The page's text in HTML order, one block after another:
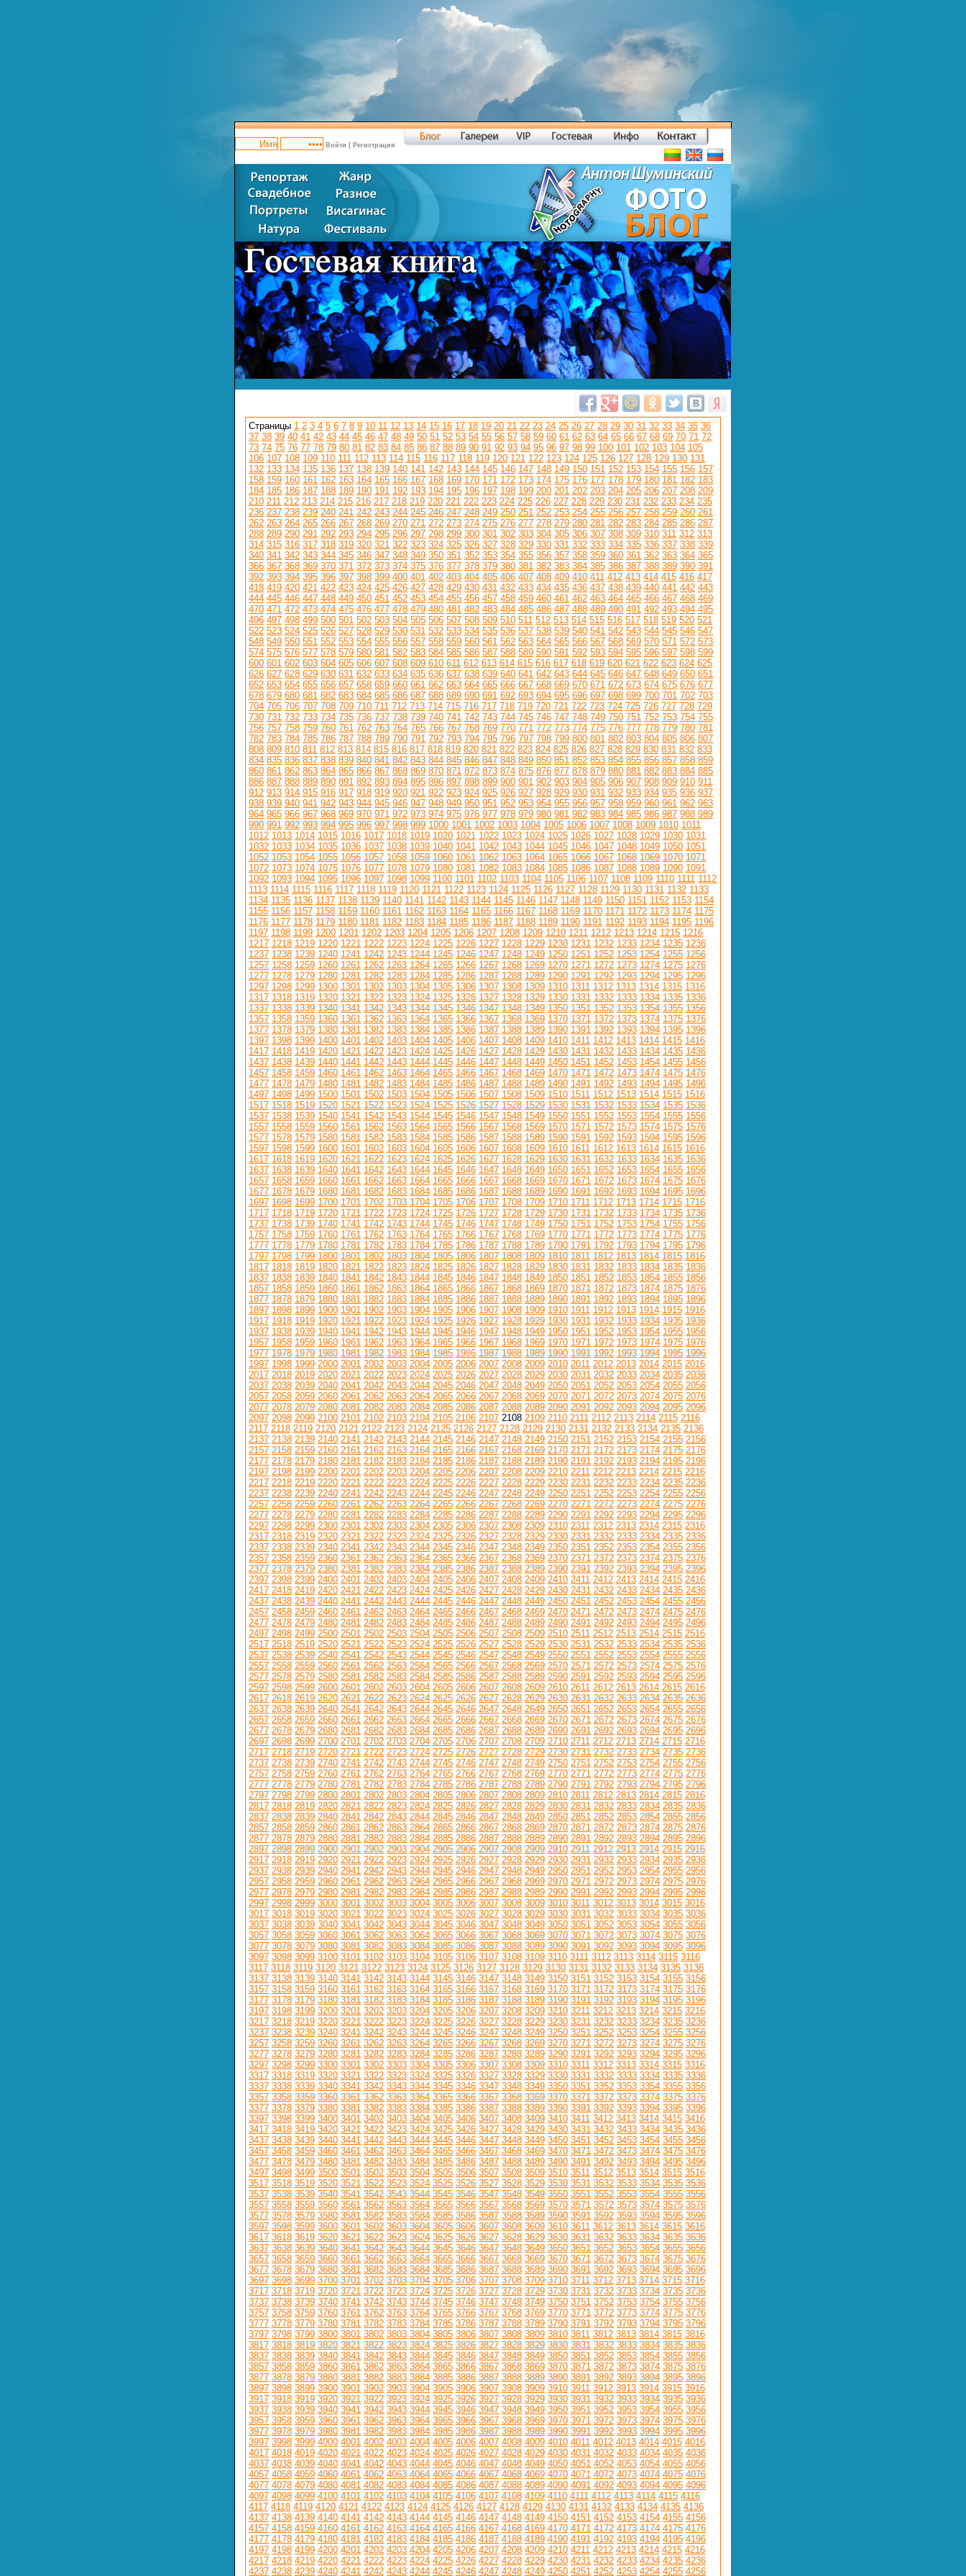
Войти Регистрация
Страницы 1 2 3 4 5 6 7 8 9 10 11 12 13 14 15 16 17 18 19 20 21 22 23 24 25 26 27 28 29 30 31 32 33 34 35 36
37 38 39 40 41 42 43 44 45 46 47 48 49 50 51 52 53 54 55 56 57 58 59 60 61 62 63 64 65 66 67 68 69 70 71 72
73 74 75 76 77 78 79 80 81 82 83 84 85 86 87 88 89 90 91 92 93 94 95 96 97 98 99 100 101 102 103 104 105
106 107 108 109 110 111 112 113 114 115 116 117 118 119 120 121 122 123 124 125 126 127 128 129 130 131
132 133 134 135 136 137 138 139 140 141 142 143 144 145 146 147 148 149 150 151 152 153 154 155 156 157
158 159 160 161 162 163 164 165 166 167 168 169 170 171 172 173 174 175 176 177 178 179 180 181 182 183
184 185 186 187 188 189 190 191 192 193 194 195 196 197 198 199 200 201 202 203 204 205 206 207 208 209
210 211 212 213 214 215 216 217 218 219 220 221 222 223 224 225 226 227 228 229 230 231 232 233 234 235
236 237 238 239 240 241 242 243 244 245 246 247 248 249 250 251 252 253 254 255 256 257 258 259 260 261
262 263 264 265 266 267 268 269 270 271 272 273 274 275 276 277 278 279 280 281 282 283 284 285 286 287
288 289 290 291 292 293 294 295 296 297 298 299 300 301 302 303 304 305 306 307 308 309 310 311 312 313
314 315 316 317 318 319 320 321 322 323 324 325 326 327 328 329 330 331 332 333 334 335 336 337 338 339
340 341 342 343 344 345 346 347 348 349 350 351 352 353 354 355 356 357 358 359 360 361 362 363 364 365
366 367 368 369 370 371 372 373 374 375 376 377 378 379 380 381 382 383 384 385 386 387 388 389 390 391
392 393 394 395 396 397 398 399 400 401 402 403 404 405 406 407 408 409 410 411 412 413 414 415 416 417
418 419 420 421 422 423 424 425 426 427 428 429 430 431 432 433 434 435 436 437 438 439 440 441 442 443
444 445 446 447 448 449 450 451 452 453 454 455 456 457 458 459 460 461 462 463 464 465 466 467 468 469
470 471 472 473 474 475 476 477 478 479 480 481 482 483 484 485 486 487 488 489 490 491 492 493 494 495
496 497 498 499 500 501 502 503 504 505 506 507 508 509 510 511 512 513 514 515 516 517 518 519 520 521
522 523 524 525 526 527 528 529 530 531 532 533 534 535 536 537 538 539 540 541 542 543 544 545 546 547
548 549 550 551 552 553 554 555 556 557 558 559 560 561 562 563 564 565 566 567 568 569 570 571 572 573
574 575 576 577 578 579 580 581 582 583 584 585 586 587 588 589 590 591 592 593 594 595 596 597 598 599
600 601 602 603 604 605 606 607 608 609 610 611 612 613 614 615 616 617 618 619 620 621 622 623 624 625
626 627 628 629 630 631 632 633 634 635 636 637 638 639 640 641 642 643 644 645 646 647 648 649 650 651
652 653 654 655 656 657 658 659 660 661 662 663 664 665 666 667 668 669 670 671 672 673 674 675 676 677
678 679 680 681 682 683 684 685 686 687 688 689 690 691 692 693 694 695 696 697 698 699 700 701 702 703
704 705 706 707 708 709 710 711 712 713 714 715 716 717 718 719 720 721 722 723 724 725 726 727 728 729
730 731 732 733 734 735 736 737 738 739 740 741 742 743 744 745 746 747 748 749 750 751 752 753 754 755
756 757 758 759 760 761 762 763 764 765 766 767 768 769 770 771 772 773 774 775 776 777 778 779 780 781
782 783 784 785 786 787 788 789 790 791 792 793 794 795 796 797 798 799 800 801 802 803 804 805 806 807
808 809 810 811 812 813 814 815 816 817 818 819 820 821 822 823 824 825 826 827 828 829 830 831 832 833
834 835 836 837 838 839 840 841 842 843 844 845 846 847 848 849 850 851 852 853 854 855 856 857 858 859
860 861 862 863 864 865 866 867 868 869 870 871 872 873 874 875 876 877 878 879 880 881 882 883 884 885
886 887 888 889 890 891 892 893 894 895 896 897 898 899 900 901 902 903 904 905 906 907 908 909 910 911
912 913 914 915 916 917 918 919 920 921 922 923 924 925 926 927 928 929 930 931 932 933 934 935 936 937
938 939 940 941 942 943 944 945 946 947 948 949 950 951 952 953 954 955 956 957 958 959 960 961 962 963
964 965 966 967 968 969 970 971 972 973 974 975 976 977 978 979 980 981 982 983 984 985 986 987 988 989
990 991 992 993 994 995 996 997 998 999 1000 1001 1002 1003 1004 1005 1006 1007 1008 1009 1010 1011
1012 1013 1014 1015 1016 1017 1018 1019 1020 1021 1022 1023 1024 1025 1026 1027 1028 1029 1030 1031
1032 1033 1034 1035 1036 1037 1038 1039 1040 1041 1042 1043 1044 1045 1046 1047 1048 1049 1050 1051
1052 1053 1054 1055 1056 1057 1058 1059 1060 1061 1062 1063 1064 1065 1066 1067 1068 1069 1070 1071
1072 1073 1074 1075 1076 1077 1078 1079 1080 1081 1082 1083 1084 1085 1086 1087 1088 1089 1090 1091
1092 1093 1094 1095 1096 1097 1098 1099 1100 1101 1102 1103 1104 1105 1106 1107 1108 1109 1110 1111 1112
1113 1114 1115 1116 1117 1118 1119 1120 1121 1122 1123 1124 1125 1126 1127 1128 1129 1130 1131 1132 1133
1134 1135 1136 1137 1138 1139 1140 1141 1142 1143 1144 1145 1146 1147 1148 1149 1150 1151 1152 1153 1154
1155 1156 1157 1158 1159 1160 1161 1162 1163 1164 1165 1166 1167 1168 1169 1170 1171 1172 1173 1174 1175
1176 1177 1178 1179 1180 1181 1182 1183 1184 1185 1186 1187 1188 1189 1190 1191 1192 1193 1194 1195 1196
1197 1198 1199 1200 1201 1202 1203 1204 1205 1206 1207 1208 1209 1210 1211 1212 1213 1214 1215 1216
1217 1218 1219 1220 1221 1222 1223 1224 1225 1226 1227 1228 1229 1230 1231 1232 1233 1234 1235 1236
1237 1238 1239 1240 1241 1242 1243 1244 1245 1246 1247 1248 1249 1250 1251 1252 1253 1254 1255 1256
1257 1258 1259 1260 1261 1262 1263 1264 1265 1266 1267 1268 1269 1270 1271 1272 1273 1274 1275 1276
1277 1278 1279 1280 1281 1282 1283 1284 1285 1286 1287 1288 1289 1290 1291 1292 1293 1294 1295 1296
1297 1298 1299 1300 1301 1302 1303 1304 1305 1306 1307 1308 1309 1310 1311 1312 1313 1314 1315 1316
1317 1318 1319 1320 1321 1322 1323 1324 1325 1326 1327 1328 1329 1330 1331 1332 1333 1334 1335 1336
1337 1338 1339 1340 1341 1342 1343 1344 1345 1346 1347 1348 1349 1350 1351 1352 1353 1354 1355 1356
1357 1358 1359 1360 1361 1362 1363 1364 1365 1366 1367 1368 1369 1370 1371 1372 1373 1374 1375 1376
1377 1378 1379 1380 1381 1382 1383 1384 1385 1386 1387 1388 1389 1390 1391 1392 1393 1394 1395 1396
1397 1398 1399 1400 1401 1402 1403 1404 1405 1406 1407 1408 1409 1410 1411 1412 1413 1414 1415 1416
1417 1418 1419 1420 1421 1422 1423 1424 1425 1426 1427 1428 1429 1430 1431 1432 1433 1434 1435 1436
1437 1438 1439 1440 1441 1442 1443 1444 1445 1446 1447 1448 1449 1450 1451 1452 1453 1454 1455 1456
1457 1458 1459 1460 1461 1462 1463 1464 1465 1466 1467 1468 1469 1470 1471 1472 1473 1474 1475 1476
1477 1478 1479 1480 1481 1482 1483 1484 1485 1486 1487 1488 1489 1490 1491 1492 1493 1494 1495 1496
1497 1498 1499 1500 1501 1502 1503 1504 1505 1506 1507 1508 1509 1510 1511 1512 1513 1514 1515 1516
1517 1518 1519 1520 1521 1522 1523 1524 1525 1526 1527 1528 1529 1530 1531 1532 1533 1534 1535 1536
1537 1538 1539 1540 1541 1542 1543 1544 1545 1546 1547 1548 1549 1550 1551 1552 1553 1554 1555 1556
1557 1558 1559 1560 1561 1562 1563 1564 1565 1566 1567 1568 1569 1570 1571 1572 1573 1574 1575 1576
1577 1578 1579 1580 1581 1582 1583 1584 1585 1586 1587 1588 1589 1590 1591 1592 1593 1594 1595 1596
1597 1598 1599 1600 1601 1602 1603 1604 1605 1606 1607 1608 1609 1610 1611 1612 1613 1614 1615 1616
1617 1618 1619 1620 1621 1622 1623 1624 1625 1626 1627 1628 1629 1630 1631 1632 1633 1634 1635 1636
1637 1638 1639 1640 1641 1642 1643 1644 1645 1646 1647 1648 1649 1650 1651 1652 1653 1654 1655 1656
1657 1658 1659 1660 1661 1662 1663 1664 1665 1666 1667 1668 1669 1670 1671 1672 1673 1674 1675 1676
1677 1678 1679 1680 1681 1682 1683 1684 1685 1686 1687 1688 1689 1690 1691 1692 1693 1694 1695 1696
1697 1698 1699 1700 1701 1702 1703 1704 1705 1706 1707 1708 1709 1710 1711 1712 1713 1714 1715 1716
1717 1718 1719 1720 1721 1722 1723 1724 1725 1726 1727 1728 1729 1730 1731 1732 1733 1734 1735 1736
1737 1738 1739 1740 1741 1742 1743 1744 1745 1746 1747 1748 1749 1750 1751 1752 1753 1754 1755 1756
1757 1758 1759 1760 1761 1762 1763 1764 1765 1766 1767 1768 1769 1770 1771 1772 1773 1774 1775 1776
1777 1778 1779 1780 1781 1782 1783 1784 1785 1786 1787 1788 1789 1790 1791 1792 1793 1794 1795 1796
1797 1798 1799 1800 1801 1802 1803 1804 1805 1806 1807 1808 1809 1810 1811 1812 1813 1814 1815 1816
1817 1818 1819 1820 1821 1822 1823 1824 1825 1826 1827 1828 1829 1830 1831 1832 1833 1834 1835 1836
1837 1838 1839 1840 1841 1842 1843 1844 1845 1846 1847 1848 1849 1850 1851 1852 1853 1854 1855 1856
1857 1858 1859 1860 1861 1862 1863 1864 1865 1866 1867 1868 1869 1870 1871 1872 1873 1874 1875 1876
1877 1878 1879 1880 1881 1882 1883 1884 1885 1886 1887 1888 1889 1890 1891 1892 1893 1894 1895 1896
1897 1898 1899 1900 1901 1902 1903 1904 1905 1906 1907 1908 1909 1910 1911 1912 1913 1914 1915 1916
1917 1918 1919 1920 1921 1922 1923 1924 1925 1926 1927 1928 1929 1930 1931 1932 1933 1934 1935 1936
1937 1938 1939 1940 1941 1942 1943 1944 1945 1946 1947 1948 1949 1950 1951 1952 1953 1954 1955 1956
1957 1958 1959 1960 1961 1962 1963 1964 1965 1966 1967 1968 1969 1970 1971 1972 1973 1974 1975 1976
1977 1978 1979 1980 1981 1982 1983 1984 1985 1986 1987 1988 1989 1990 1991 1992 1993 1994 1995 1996
1997 1998 1999 2000 2001 2002 2003 2004 2005 2006 2007 2008 2009 2010 2011 2012 2013 2014 2015 2016
2017 2018 2019 2020 2021 2022 2023 2024 2025 2026 2027 2028 2029 2030 2031 2032 2033 2034 2035 2036
2037 2038 2039 2040 2041 2042 2043 2044 2045 2046 2047 2048 2049 2050 2051 2052 2053 2054 2055 2056
2057 2058 2059 2060 2061 2062 2063 2064 2065 2066 2067 2068 2069 2070 2071 2072 2073 2074 2075 2076
2077 2078 2079 2080 2081 2082 2083 2084 2085 2086 2087 2088 2089 2090 2091 2092 2093 2094 2095 2096
2097 2098 2099 2100 2101 2102 2103 2104 2105 2106 2107 2108 2109 2110 2111 2112 2113 2114 2115 2116
2117 2118 2119 2120 2121 2122 2123 2124 2125 2126 2127 2128 2129 2130 2131 2132 2133 2134 2135 2136
2137 2138 2139 2140 2141 2142 2143 2144 2145 2146 2147 2148 2149 2150 2151 2152 2153 2154 2155 2156
2157 2158 2159 2160 2161 2162 2163 2164 2165 2166 2167 2168 2169 2170 2171 2172 2173 2174 2175 2176
2177 2178 2179 2180 2181 2182 2183 2184 2185 2186 2187 2188 2189 2190 2191 2192 2193 2194 2195 2196
2197 2198 2199 2200 2201 2202 2203 2204 2205 2206 2207 2208 2209 2210 2211 2212 2213 2214 2215 2216
2217 2218 2219 2220 2221 2222 2223 2224 2225 2226 2227 2228 2229 2230 2231 2232 2233 2234 2235 2236
2237 2238 2239 2240 2241 2242 2243 2244 2245 2246 2247 2248 2249 2250 2251 2252 2253 2254 2255 2256
2257 2258 2259 2260 2261 2262 2263 2264 2265 2266 2267 2268 2269 2270 2271 2272 2273 2274 2275 2276
2277 2278 2279 2280 2281 2282 2283 2284 2285 2286 2287 2288 2289 2290 2291 2292 2293 2294 2295 2296
2297 2298 2299 2300 2301 2302 2303 2304 2305 2306 2307 2308 2309 2310 2311 2312 2313 2314 2315 2316
2317 2318 2319 2320 2321 2322 2323 2324 2325 2326 2327 2328 2329 2330 2331 2332 2333 2334 2335 2336
2337 2338 2339 2340 2341 2342 2343 2344 2345 2346 2347 2348 2349 2350 2351 2352 2353 2354 2355 2356
2357 2358 2359 2360 2361 2362 2363 2364 2365 2366 2367 2368 2369 2370 2371 2372 2373 2374 2375 2376
2377 2378 2379 2380 2381 2382 2383 2384 2385 2386 2387 2388 2389 2390 2391 2392 2393 2394 2395 2396
2397 2398 2399 2400 2401 2402 2403 2404 2405 2406 2407 2408 2409 2410 2411 2412 2413 2414 2415 2416
2417 2418 2419 2420 2421 2422 2423 2424 2425 2426 2427 2428 2429 2430 2431 2432 2433 2434 2435 2436
2437 2438 2439 2440 2441 2442 2443 2444 2445 2446 2447 2448 2449 2450 2451 2452 2453 2454 2455 2456
2457 2458 2459 2460 2461 2462 2463 2464 2465 2466 2467 2468 2469 2470 2471 2472 2473 2474 2475 2476
2477 2478 2479 2480 2481 2482 2483 2484 2485 2486 2487 2488 2489 2490 2491 2492 2493 2494 2495 2496
2497 2498 2499 2500 2501 2502 2503 2504 2505 2506 2507 2508 2509 2510 2511 2512 2513 2514 2515 2516
2517 2518 2519 2520 2521 2522 2523 2524 2525 2526 2527 2528 2529 2530 2531 2532 2533 2534 2535 2536
2537 2538 2539 2540 2541 2542 2543 2544 2545 2546 2547 2548 2549 2550 2551 2552 2553 2554 2555 2556
2557 2558 2559 2560 2561 2562 2563 2564 2565 2566 2567 2568 2569 2570 2571 2572 2573 2574 2575 2576
2577 2578 2579 2580 2581 2582 2583 2584 2585 2586 2587 2588 2589 2590 2591 2592 2593 2594 2595 2596
2597 2598 2599 2600 2601 2602 2603 2604 2605 2606 2607 2608 2609 2610 2611 2612 2613 2614 2615 2616
2617 2618 2619 2620 2621 2622 2623 2624 2625 2626 2627 2628 2629 2630 2631 2632 2633 2634 2635 2636
2637 2638 2639 2640 2641 2642 2643 2644 2645 2646 2647 2648 2649 2650 2651 2652 2653 2654 2655 2656
2657 2658 2659 2660 2661 2662 2663 2664 2665 2666 2667 2668 2669 2670 2671 2672 2673 2674 2675 2676
2677 2678 2679 2680 2681 2682 2683 2684 2685 2686 2687 2688 2689 2690 2691 2692 2693 2694 2695 2696
2697 2698 2699 2700 2701 2702 2703 2704 2705 2706 2707 2708 2709 2710 2711 2712 2713 2714 2715 2716
2717 2718 2719 2720 2721 2722 2723 2724 2725 2726 2727 2728 2729 2730 2731 2732 2733 2734 2735 2736
2737 2738 2739 2740 2741 2742 2743 2744 2745 2746 2747 2748 2749 2750 2751 2752 2753 2754 2755 2756
2757 2758 2759 2760 2761 2762 2763 2764 2765 2766 2767 2768 2769 2770 2771 2772 2773 2774 2775 2776
2777 2778 2779 2780 2781 2782 2783 2784 2785 2786 2787 2788 2789 2790 2791 2792 2793 2794 2795 2796
2797 2798 2799 2800 2801 2802 2803 2804 2805 2806 2807 2808 2809 2810 2811 2812 2813 2814 2815 2816
2817 2818 2819 2820 2821 2822 2823 2824 2825 2826 2827 2828 2829 2830 2831 2832 2833 2834 2835 2836
2837 2838 2839 2840 2841 2842 2843 2844 2845 2846 2847 2848 2849 2850 2851 2852 2853 2854 2855 2856
2857 2858 2859 2860 2861 2862 2863 2864 2865 2866 2867 2868 2869 2870 2871 2872 2873 2874 2875 2876
2877 2878 2879 2880 2881 2882 2883 2884 2885 2886 2887 2888 2889 2890 2891 2892 2893 2894 2895 2896
2897 2898 2899 2900 2901 2902 2903 2904 2905 2906 2907 2908 2909 2910 2911 2912 2913 2914 2915 2916
2917 2918 2919 2920 2921 2922 2923 2924 2925 2926 2927 2928 2929 2930 2931 2932 2933 2934 2935 2936
2937 2938 2939 2940 2941 2942 2943 2944 2945 2946 2947 2948 2949 2950 2951 2952 2953 2954 2955 2956
2957 2958 2959 2960 2961 2962 2963 2964 2965 2966 2967 2968 2969 2970 2971 2972 2973 2974 2975 2976
2977 2978 2979 2980 2981 2982 2983 2984 2985 2986 2987 2988 2989 2990 2991 2992 2993 2994 2995 2996
2997 2998 2999 3000 3001 3002 3003 3004 3005 3006 3007 3008 3009 3010 3011 3012 3013 3014 3015 3016
3017 3018 3019 3020 3021 3022 3023 3024 3025 3026 3027 3028 3029 3030 3031 3032 3033 3034 3035 3036
3037 3038 3039 3040 3041 3042 3043 3044 3045 3046 3047 3048 3049 3050 3051 3052 3053 3054 3055 3056
3057 3058 3059 3060 3061 3062 3063 3064 3065 3066 3067 3068 3069 3070 3071 3072 3073 3074 3075 3076
3077 3078 3079 3080 3081 3082 3083 3084 3085 3086 3087 3088 3089 3090 3091 3092 3093 3094 3095 3096
3097 3098 3099 3100 3101 3102 3103 3104 3105 3106 3107 3108 3109 3110 3111 3112 3113 3114 3115 3116
3117 3118 3119 3120 3121 3122 3123 3124 3125 3126 3127 3128 3129 3130 3131 3132 3133 3134 3135 3136
3137 3138 3139 3140 3141 3142 3143 3144 3145 3146 3147 3148 3149 3150 3151 3152 3153 3154 3155 3156
3157 3158 3159 3160 3161 3162 3163 3164 3165 3166 3167 3168 3169 3170 3171 3172 3173 3174 3175 3176
3177 3178 3179 3180 3181 3182 3183 3184 3185 3186 3187 3188 3189 3190 3191 3192 3193 3194 3195 3196
3197 3198 3199 3200 3201 3202 3203 3204 3205 3206 3207 3208 3209 3210 3211 3212 3213 3214 3215 3216
3217 3218 3219 3220 3221 3222 3223 3224 3225 3226 3227 3228 3229 3230 3231 3232 3233 3234 3235 3236
3237 3238 3239 3240 3241 3242 3243 3244 3245 3246 3247 3248 3249 3250 3251 3252 3253 3254 3255 3256
3257 3258 3259 3260 3261 3262 3263 3264 3265 3266 3267 3268 3269 3270 3271 3272 3273 3274 3275 3276
3277 3278 3279 3280 3281 3282 3283 3284 3285 3286 3287 3288 3289 3290 3291 3292 3293 3294 3295 3296
3297 3298 3299 3300 3301 3302 3303 3304 3305 3306 3307 3308 3309 3310 3311 3312 3313 3314 3315 3316
3317 3318 3319 3320 3321 3322 3323 3324 3325 3326 3327 3328 3329 3330 3331 3332 3333 3334 3335 3336
3337 3338 3339 3340 3341 3342 3343 3344 3345 3346 3347 3348 3349 3350 3351 3352 3353 3354 3355 3356
3357 3358 3359 3360 3361 3362 3363 3364 3365 3366 3367 3368 3369 3370 3371 3372 3373 3374 3375 3376
3377 3378 3379 3380 3381 3382 3383 3384 3385 3386 3387 3388 3389 3390 3391 3392 3393 3394 3395 3396
3397 3398 3399 3400 3401 3402 3403 3404 3405 3406 3407 3408 3409 3410 3411 3412 3413 3414 3415 3416
3417 3418 3419 3420 3421 3422 3423 3424 3425 3426 3427 3428 3429 3430 3431 3432 3433 3434 3435 3436
3437 3438 3439 3440 3441 3442 3443 3444 3445 3446 3447 3448 3449 3450 3451 3452 3453 3454 3455 3456
3457 3458 3459 3460 3461 3462 3463 3464 3465 3466 3467 3468 3469 3470 3471 3472 3473 3474 3475 3476
3477 3478 3479 3480 3481 3482 3483 3484 3485 3486 3487 3488 3489 3490 3491 3492 3493 3494 3495 3496
3497 3498 3499 3500 3501 3502 3503 3504 3505 3506 3507 3508 3509 3510 3511 3512 3513 3514 3515 3516
3517 3518 3519 3520 3521 3522 3523 3524 3525 3526 3527 3528 3529 3530 3531 3532 3533 3534 3535 3536
3537 3538 3539 3540 3541 3542 3543 3544 3545 3546 3547 3548 3549 3550 3551 3552 3553 3554 3555 3556
3557 3558 3559 3560 3561 3562 3563 3564 3565 3566 3567 3568 3569 3570 3571 3572 3573 3574 3575 3576
3577 3578 3579 3580 3581 3582 3583 3584 3585 3586 3587 3588 3589 3590 3591 3592 3593 3594 3595 3596
3597 3598 3599 3600 3601 3602 3603 3604 3605 3606 3607 3608 3609 3610 3611 3612 3613 3614 3615 3616
3617 3618 3619 3620 3621 3622 3623 3624 3625 3626 3627 3628 3629 3630 3631 3632 3633 3634 3635 3636
3637 3638 3639 3640 3641 3642 3643 3644 3645 3646 3647 3648 3649 3650 3651 3652 3653 3654 3655 3656
3657 3658 3659 3660 3661 3662 3663 3664 3665 3666 3667 3668 3669 3670 3671 3672 3673 3674 3675 3676
3677 3678 3679 3680 3681 3682 3683 3684 3685 3686 3687 3688 3689 3690 3691 3692 3693 3694 3695 3696
3697 3698 3699 3700 3701 3702 3703 3704 3705 3706 3707 3708 3709 3710 3711 3712 3713 3714 3715 3716
3717 3718 3719 3720 3721 3722 3723 3724 3725 3726 3727 3728 3729 3730 3731 3732 3733 3734 3735 3736
3737 3738 3739 3740 3741 3742 3743 3744 3745 3746 3747 3748 3749 3750 3751 3752 3753 3754 3755 3756
3757 3758 3759 3760 3761 3762 3763 3764 3765 3766 3767 3768 3769 3770 3771 3772 3773 3774 3775 3776
3777 3778 3779 3780 3781 3782 3783 3784 3785 3786 3787 3788 3789 3790 3791 3792 3793 3794 3795 3796
3797 3798 3799 3800 3801 3802 3803 3804 3805 3806 3807 3808 3809 3810 3811 3812 3813 3814 3815 3816
3817 3818 3819 3820 3821 3822 3823 3824 3825 3826 3827 3828 3829 3830 3831 3832 3833 3834 3835 3836
3837 3838 3839 3840 3841 3842 3843 3844 3845 3846 3847 3848 3849 3850 3851 3852 3853 3854 3855 3856
3857 3858 3859 3860 3861 3862 3863 3864 3865 3866 3867 3868 3869 3870 3871 3872 3873 3874 3875 3876
3877 3878 3879 3880 3881 3882 3883 3884 3885 3886 3887 3888 3889 3890 3891 3892 3893 3894 3895 3896
3897 3898 3899 3900 3901 3902 3903 3904 3905 3906 3907 3908 3909 3910 3911 3912 3913 3914 3915 3916
3917 3918 3919 3920 3921 3922 3923 3924 3925 3926 3927 3928 3929 3930 3931 3932 3933 3934 3935 3936
3937 3938 3939 3940 3941 3942 3943 3944 3945 3946 3947 3948 3949 3950 3951 3952 3953 3954 3955 3956
3957 3958 3959 3960 3961 3962 3963 3964 3965 3966 3967 3968 3969 3970 3971 3972 3973 3974 3975 3976
3977 3978 3979 3980 3981 3982 3983 3984 3985 3986 3987 3988 3989 3990 3991 3992 3993 3994 3995 3996
3997 3998 3999 4000 4001 4002 4003 4004 4005 4006 4007 4008 4009 4010 4011 4012 4013 4014 4015 4016
4017 4018 4019 4020 4021 4022 4023 4024 4025 4026 4027 4028 4029 4030 4031 4032 4033 4034 4035 4036
4037 4038 4039 4040 4041 4042 4043 4044 4045 4046 4047 4048 4049 4050 4051 4052 4053 4054 4055 4056
4057 4058 4059 4060 4061 4062 4063 4064 4065 4066 4067 4068 4069 4070 4071 4072 4073 4074 4075 4076
4077 4078 4079 4080 4081 4082 4083 4084 4085 4086 4087 4088 4089 4090 4091 4092 4093 4094 4095 4096
4097 4098 4099 4100 4101 4102 4103 4104 4105 4106 4107 4108 4109 4110 4111 4112 4113 4114 4115 4116
4117 4118 4119 4120 4121 4122 4123 4124 4125 4126 4127 4128 4129 4130 4131 4132 4133 4134 4135 4136
4137 4138 4139 4140 4141 4142 4143 4144 4145 4146 4147 4148 4149 4150 4151 4152 4153 4154 4155 4156
4157 4158 4159 4160 4161 4162 4163 4164 4165 4166 4167 4168 4169 4170 4171 4172 4173 4174 4175 4176
4177 4178 4179 4180 4181 4182 4183 4184 4185 4186 4187 4188 4189 4190 4191 4192 4193 4194 4195 4196
4197 4198 4199 4200 4201 4202 4203 4204 4205 4206 4207 4208 4209 4210 4211 4212 4213 4214 4215 4216
4217 4218 4219 4220 4221 4222 4223 4224 4225 4226 4227 4228 4229 4230 4231 4232 4233 4234 4235 4236
4237 4238 4239 4240 4241 4242 4243 4244 4245 4246 4247 4248 4249 4250 4251 4252 4253 4254 4255 4256